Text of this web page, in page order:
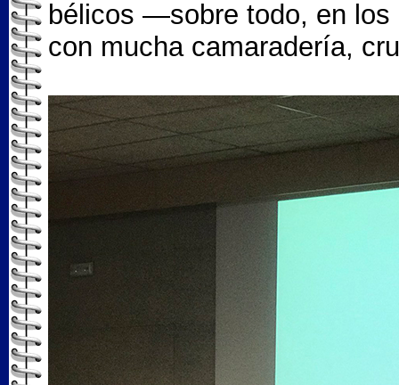
bélicos —sobre todo, en
con mucha camaradería,